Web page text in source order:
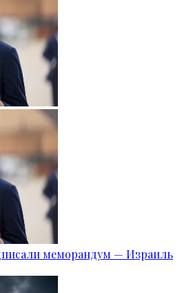
меморандум — Израиль